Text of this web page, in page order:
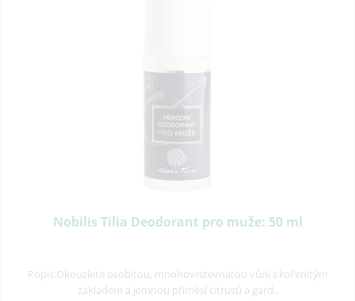
Nobilis Tilia Deodorant pro muže: 50 ml
Popis:Okouzlete osobitou, mnohovrstevnatou vůní s kořenitým
základem a jemnou příměsí citrusů a gard..